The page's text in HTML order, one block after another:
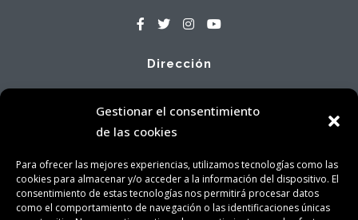
Gestionar el consentimiento
de las cookies
Para ofrecer las mejores experiencias, utilizamos tecnologías como las
cookies para almacenar y/o acceder a la información del dispositivo. El
consentimiento de estas tecnologías nos permitirá procesar datos
como el comportamiento de navegación o las identificaciones únicas
Dirección